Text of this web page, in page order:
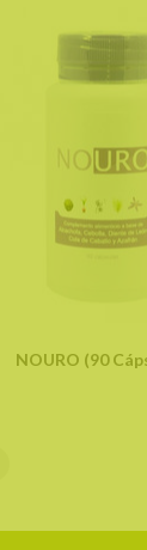
NOURO (90